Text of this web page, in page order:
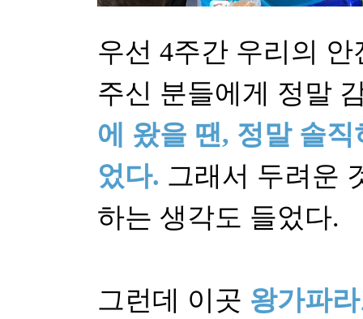
우선 4주간 우리의
주신 분들에게 정말
에 왔을 땐, 정말 솔
었다. 그래서 두려운
하는 생각도 들었다.
그런데 이곳 왕가파